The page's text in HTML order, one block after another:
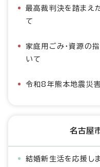
最高裁判決を踏まえ
て
家庭用ごみ・資源の
いて
令和8年熊本地震災
名古屋
結婚新生活を応援し